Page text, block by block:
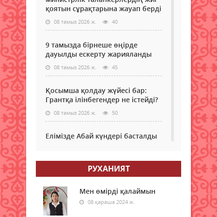
тек...
мен
деп
қоятын сұрақтарына жауап берді
08 тамыз 2026 ж. 40
9 тамызда бірнеше өңірде
дауылды ескерту жарияланды
08 тамыз 2026 ж. 45
Қосымша қолдау жүйесі бар:
Грантқа ілінбегендер не істейді?
08 тамыз 2026 ж. 50
Елімізде Абай күндері басталды
Қызылордада “Жасыл ел“ еңбек
экологиялық сенбілік өтті
08 тамыз 2026 ж. 47
РУХАНИЯТ
Мен өмірді қалаймын
08 қараша 2024 ж.